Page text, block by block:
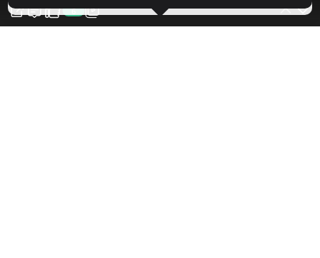
6